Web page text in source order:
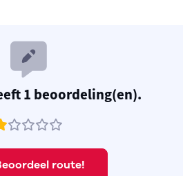
1 beoordeling(en).
route!